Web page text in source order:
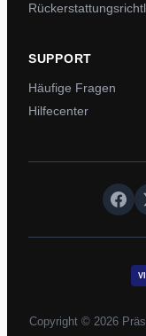
SUPPORT
Häufige Fragen
Hilfecenter
Copyright © 2026